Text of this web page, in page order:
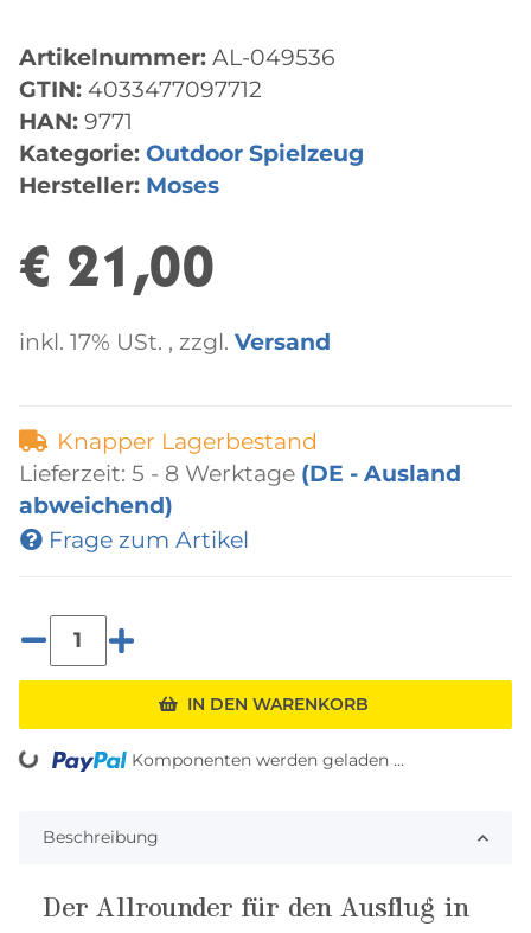
Artikelnummer: AL-049536
GTIN: 4033477097712
HAN: 9771
Kategorie: Outdoor Spielzeug
Hersteller: Moses
€ 21,00
inkl. 17% USt. , zzgl. Versand
Knapper Lagerbestand
Lieferzeit: 5 - 8 Werktage (DE - Ausland
abweichend)
Frage zum Artikel
IN DEN WARENKORB
Komponenten werden geladen ...
Beschreibung
Der Allrounder für den Ausflug in